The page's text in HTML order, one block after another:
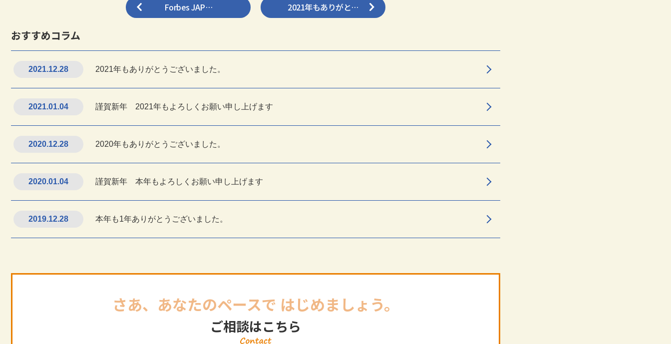
Forbes JAP… 2021年もありがと…
おすすめコラム
2021.12.28 2021年もありがとうございました。
2021.01.04 謹賀新年 2021年もよろしくお願い申し上げます
2020.12.28 2020年もありがとうございました。
2020.01.04 謹賀新年 本年もよろしくお願い申し上げます
2019.12.28 本年も1年ありがとうございました。
さあ、あなたのペースで はじめましょう。
ご相談はこちら